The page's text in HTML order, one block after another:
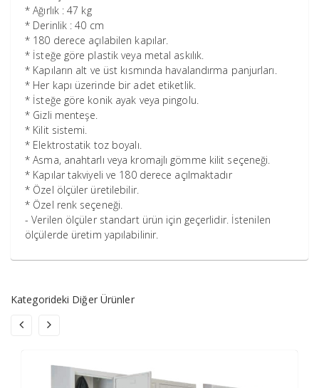
* Ağırlık : 47 kg
* Derinlik : 40 cm
* 180 derece açılabilen kapılar.
* İsteğe göre plastik veya metal askılık.
* Kapıların alt ve üst kısmında havalandırma panjurları.
* Her kapı üzerinde bir adet etiketlik.
* İsteğe göre konik ayak veya pingolu.
* Gizli menteşe.
* Kilit sistemi.
* Elektrostatik toz boyalı.
* Asma, anahtarlı veya kromajlı gömme kilit seçeneği.
* Kapılar takviyeli ve 180 derece açılmaktadır
* Özel ölçüler üretilebilir.
* Özel renk seçeneği.
- Verilen ölçüler standart ürün için geçerlidir. İstenilen
ölçülerde üretim yapılabilinir.
Kategorideki Diğer Ürünler